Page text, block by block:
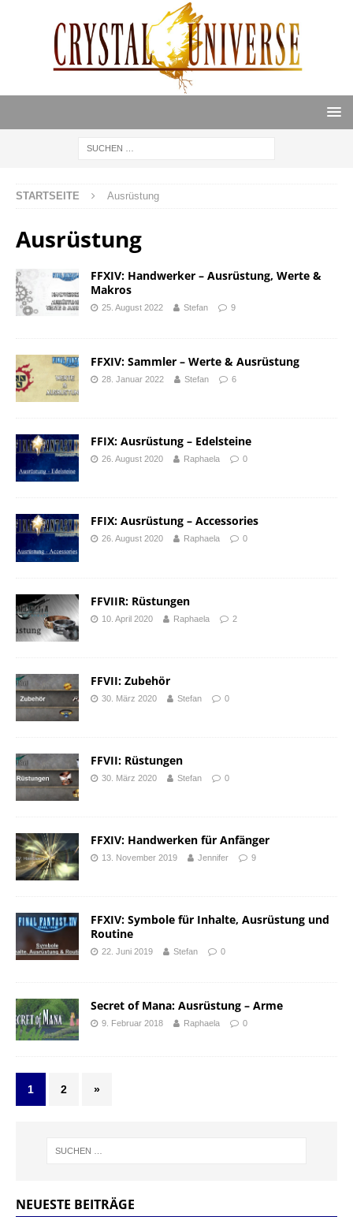
STARTSEITE Ausrüstung
Ausrüstung
FFXIV: Handwerker – Ausrüstung, Werte &
Makros
25. August 2022 Stefan 9
FFXIV: Sammler – Werte & Ausrüstung
28. Januar 2022 Stefan 6
FFIX: Ausrüstung – Edelsteine
26. August 2020 Raphaela 0
FFIX: Ausrüstung – Accessories
26. August 2020 Raphaela 0
FFVIIR: Rüstungen
10. April 2020 Raphaela 2
FFVII: Zubehör
30. März 2020 Stefan 0
FFVII: Rüstungen
30. März 2020 Stefan 0
FFXIV: Handwerken für Anfänger
13. November 2019 Jennifer 9
FFXIV: Symbole für Inhalte, Ausrüstung und
Routine
22. Juni 2019 Stefan 0
Secret of Mana: Ausrüstung – Arme
9. Februar 2018 Raphaela 0
1 2 »
NEUESTE BEITRÄGE